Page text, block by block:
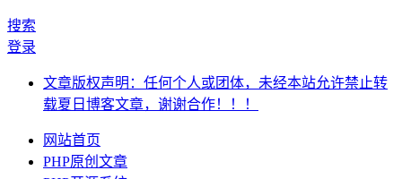
搜索
登录
文章版权声明：任何个人或团体，未经本站允许禁止转
载夏日博客文章，谢谢合作！！！
网站首页
PHP原创文章